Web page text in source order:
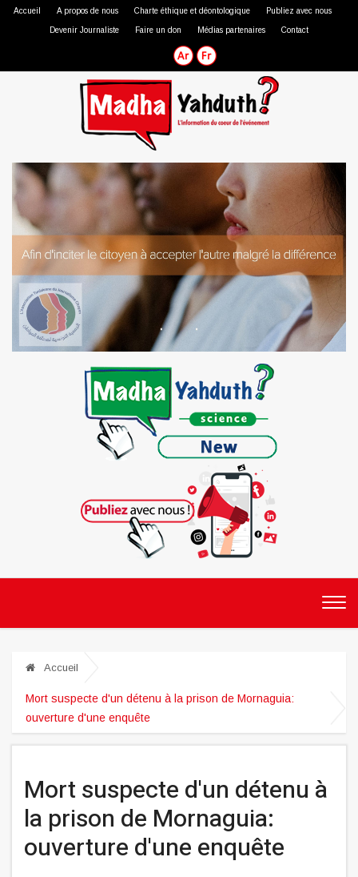
Accueil A propos de nous Charte éthique et déontologique Publiez avec nous
Devenir Journaliste Faire un don Médias partenaires Contact
Accueil
Mort suspecte d'un détenu à la prison de Mornaguia:
ouverture d'une enquête
Mort suspecte d'un détenu à
la prison de Mornaguia:
ouverture d'une enquête